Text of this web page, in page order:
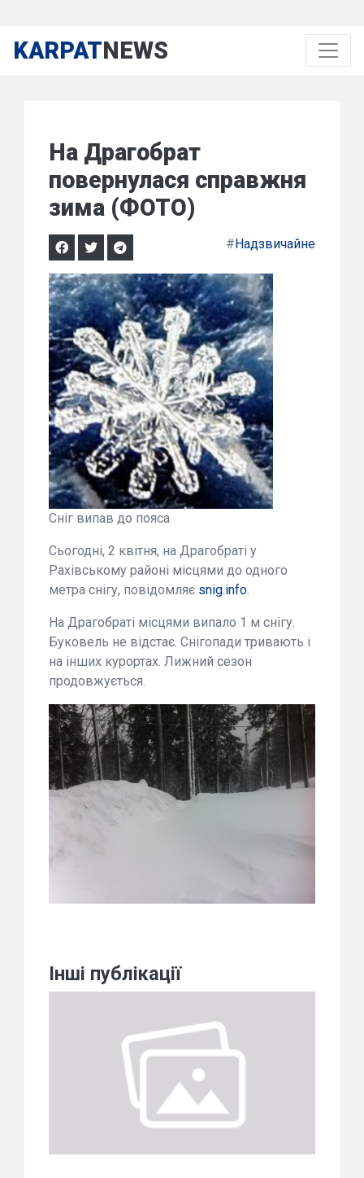
KARPATNEWS
На Драгобрат
повернулася справжня
зима (ФОТО)
#Надзвичайне
Сніг випав до пояса
Сьогодні, 2 квітня, на Драгобраті у
Рахівському районі місцями до одного
метра снігу, повідомляє snig.info.
На Драгобраті місцями випало 1 м снігу.
Буковель не відстає. Снігопади тривають і
на інших курортах. Лижний сезон
продовжується.
Інші публікації